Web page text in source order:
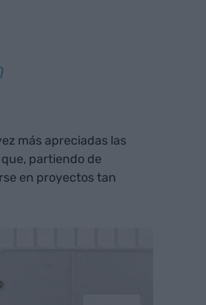
más apreciadas las
partiendo de
en proyectos tan